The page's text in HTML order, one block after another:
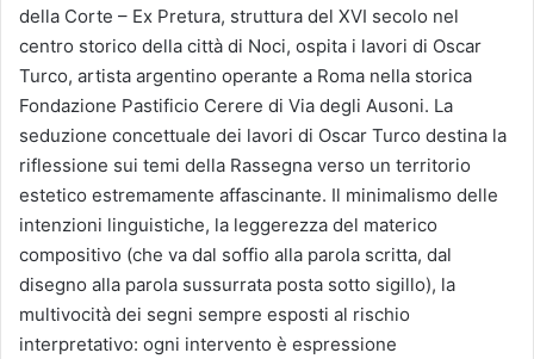
della Corte – Ex Pretura, struttura del XVI secolo nel
centro storico della città di Noci, ospita i lavori di Oscar
Turco, artista argentino operante a Roma nella storica
Fondazione Pastificio Cerere di Via degli Ausoni. La
seduzione concettuale dei lavori di Oscar Turco destina la
riflessione sui temi della Rassegna verso un territorio
estetico estremamente affascinante. Il minimalismo delle
intenzioni linguistiche, la leggerezza del materico
compositivo (che va dal soffio alla parola scritta, dal
disegno alla parola sussurrata posta sotto sigillo), la
multivocità dei segni sempre esposti al rischio
interpretativo: ogni intervento è espressione